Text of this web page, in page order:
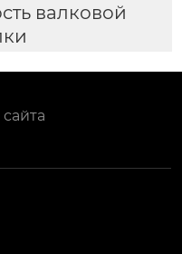
валковой